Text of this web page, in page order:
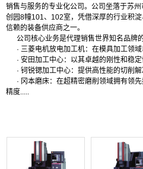
销售与服务的专业化公司。公司坐落于苏
创园8幢101、102室，凭借深厚的行业积
信赖的装备供应商之一。
公司核心业务是代理销售世界知名品牌的
· 三菱电机放电加工机：在模具加工领域
· 安田加工中心：以其卓越的刚性和稳定
· 钶锐锶加工中心：提供高性能的切削解
· 冈本磨床：在超精密磨削领域拥有领
精度.....